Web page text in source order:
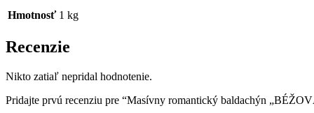
Hmotnosť 1 kg
Recenzie
Nikto zatiaľ nepridal hodnotenie.
Pridajte prvú recenziu pre “Masívny romantický baldachýn